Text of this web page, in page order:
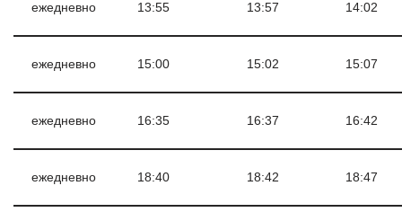
ежедневно 13:55 13:57 14:02
ежедневно 15:00 15:02 15:07
ежедневно 16:35 16:37 16:42
ежедневно 18:40 18:42 18:47